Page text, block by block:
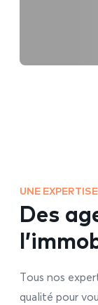
UNE
Des
Tous nos
qualité pour